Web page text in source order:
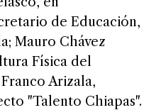
de Educación,
Mauro Chávez
Física del
Arizala,
"Talento Chiapas".